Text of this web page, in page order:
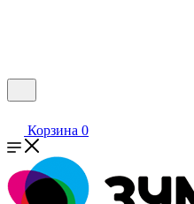
Корзина 0